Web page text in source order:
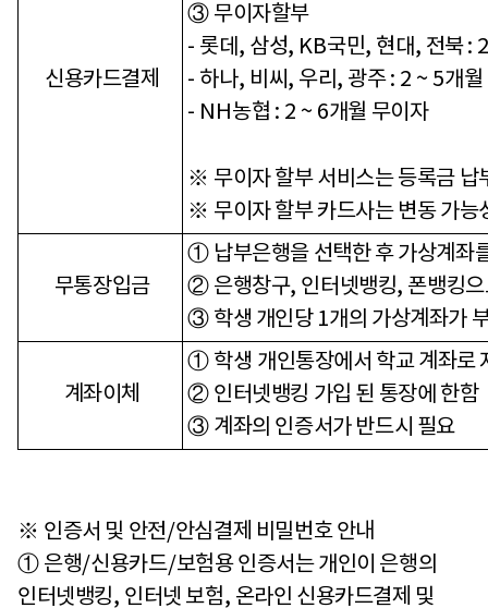
신용카드결제
③ 무이자할부
- 롯데, 삼성, KB국민, 현대, 전북:
- 하나, 비씨 , 우리 , 광주: 2 ~ 5개월
- NH농협 : 2 ~ 6개월 무이자
※ 무이자 할부 서비스는 등록금 납
※ 무이자 할부 카드사는 변동 가능
무통장입금
① 납부은행을 선택한 후 가상계좌
② 은행창구, 인터넷뱅킹, 폰뱅킹
③ 학생 개인당 1개의 가상계좌가
계좌이체
① 학생 개인통장에서 학교 계좌로
② 인터넷뱅킹 가입 된 통장에 한함
③ 계좌의 인증서가 반드시 필요
※ 인증서 및 안전/안심결제 비밀번호 안내
① 은행/신용카드/보험용 인증서는 개인이 은행의
인터넷뱅킹, 인터넷 보험, 온라인 신용카드결제 및